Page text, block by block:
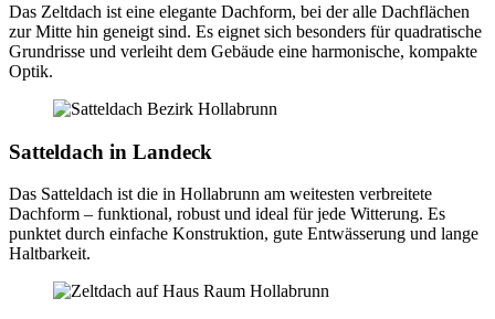
Das Zeltdach ist eine elegante Dachform, bei der alle Dachflächen
zur Mitte hin geneigt sind. Es eignet sich besonders für quadratische
Grundrisse und verleiht dem Gebäude eine harmonische, kompakte
Optik.
Satteldach in Landeck
Das Satteldach ist die in Hollabrunn am weitesten verbreitete
Dachform – funktional, robust und ideal für jede Witterung. Es
punktet durch einfache Konstruktion, gute Entwässerung und lange
Haltbarkeit.